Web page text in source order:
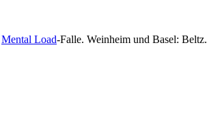
Mental Load-Falle. Weinheim und Basel: Beltz.